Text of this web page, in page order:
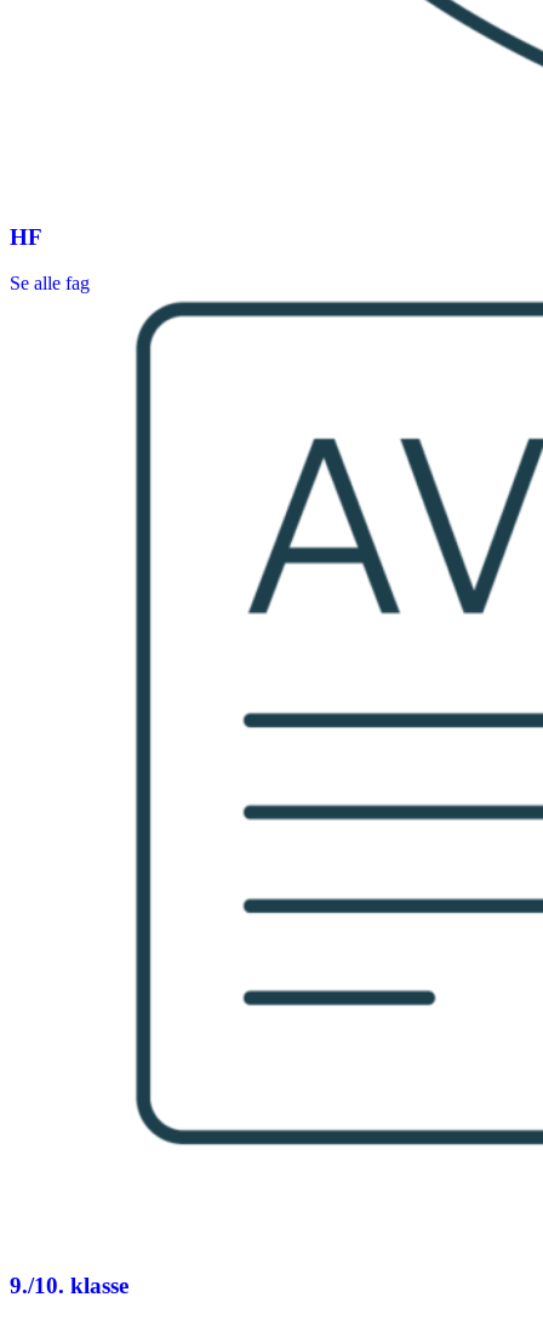
HF
Se alle fag
9./10. klasse